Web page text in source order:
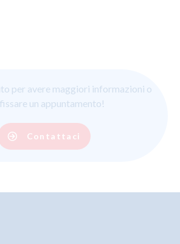
per avere maggiori informazioni o
un appuntamento!
Contattaci